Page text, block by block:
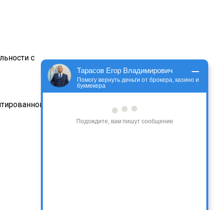
с
Тарасов Егор Владимирович
Помогу вернуть деньги от брокера, казино и
букмекера
Подождите, вам пишут сообщение